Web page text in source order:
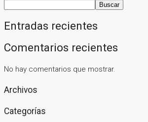
Buscar
Entradas recientes
Comentarios recientes
No hay comentarios que mostrar.
Archivos
Categorías